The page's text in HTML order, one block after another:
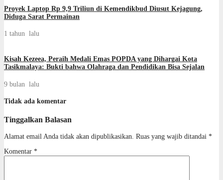
Proyek Laptop Rp 9,9 Triliun di Kemendikbud Diusut Kejagung,
Diduga Sarat Permainan
1 tahun lalu
Kisah Kezeea, Peraih Medali Emas POPDA yang Dihargai Kota
Tasikmalaya: Bukti bahwa Olahraga dan Pendidikan Bisa Sejalan
9 bulan lalu
Tidak ada komentar
Tinggalkan Balasan
Alamat email Anda tidak akan dipublikasikan. Ruas yang wajib ditandai *
Komentar *